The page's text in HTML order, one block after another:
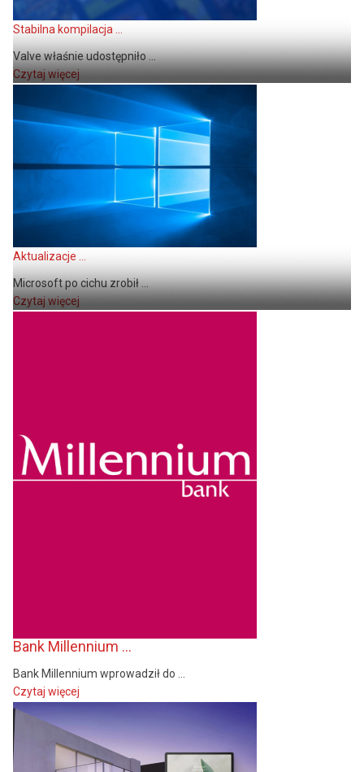
Stabilna kompilacja ...
Valve właśnie udostępniło ...
Czytaj więcej
Aktualizacje ...
Microsoft po cichu zrobił ...
Czytaj więcej
Bank Millennium ...
Bank Millennium wprowadził do ...
Czytaj więcej